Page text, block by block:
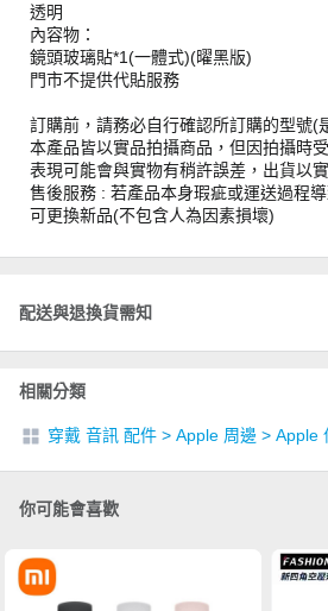
透明
內容物：
鏡頭玻璃貼*1(一體式)(曜黑版)
門市不提供代貼服務
訂購前，請務必自行確認所訂購的型號(
本產品皆以實品拍攝商品，但因拍攝時
表現可能會與實物有稍許誤差，出貨以
售後服務 : 若產品本身瑕疵或運送過程
可更換新品(不包含人為因素損壞)
配送與退換貨需知
相關分類
穿戴 音訊 配件 > Apple 周邊 > Apple
你可能會喜歡